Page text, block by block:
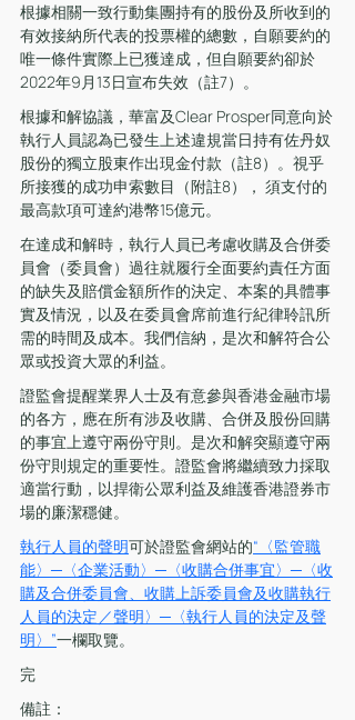
根據相關一致行動集團持有的股份及所收到的
有效接納所代表的投票權的總數，自願要約的
唯一條件實際上已獲達成，但自願要約卻於
2022年9月13日宣布失效（註7）。
根據和解協議，華富及Clear Prosper同意向於
執行人員認為已發生上述違規當日持有佐丹奴
股份的獨立股東作出現金付款（註8）。視乎
所接獲的成功申索數目（附註8）， 須支付的
最高款項可達約港幣15億元。
在達成和解時，執行人員已考慮收購及合併委
員會（委員會）過往就履行全面要約責任方面
的缺失及賠償金額所作的決定、本案的具體事
實及情況，以及在委員會席前進行紀律聆訊所
需的時間及成本。我們信納，是次和解符合公
眾或投資大眾的利益。
證監會提醒業界人士及有意參與香港金融市場
的各方，應在所有涉及收購、合併及股份回購
的事宜上遵守兩份守則。是次和解突顯遵守兩
份守則規定的重要性。證監會將繼續致力採取
適當行動，以捍衛公眾利益及維護香港證券市
場的廉潔穩健。
執行人員的聲明可於證監會網站的“〈監管職
能〉─〈企業活動〉─〈收購合併事宜〉─〈收
購及合併委員會、收購上訴委員會及收購執行
人員的決定／聲明〉─〈執行人員的決定及聲
明〉”一欄取覽。
完
備註：